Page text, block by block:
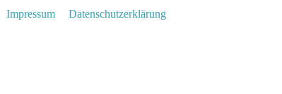
Impressum Datenschutzerklärung